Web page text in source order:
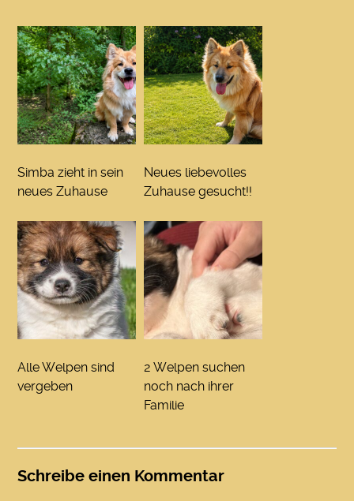
Simba zieht in sein
neues Zuhause
Neues liebevolles
Zuhause gesucht!!
Alle Welpen sind
vergeben
2 Welpen suchen
noch nach ihrer
Familie
Schreibe einen Kommentar